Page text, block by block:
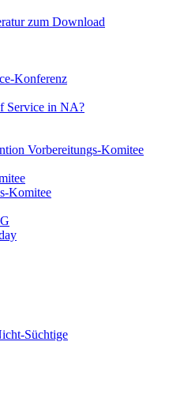
zum Download
Konferenz
Service in NA?
Vorbereitungs-Komitee
Komitee
Süchtige